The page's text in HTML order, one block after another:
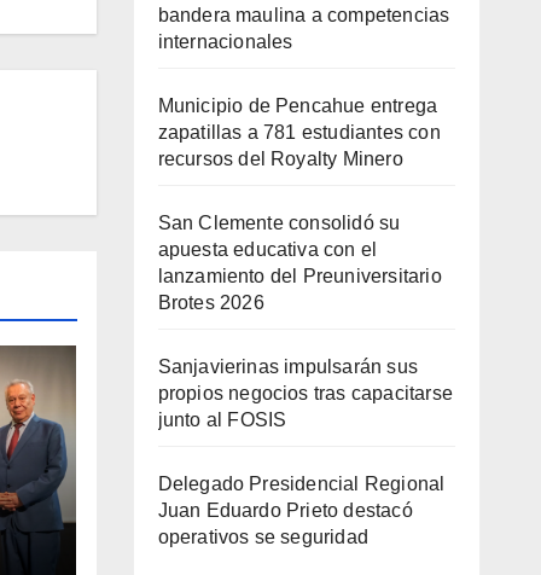
bandera maulina a competencias
internacionales
Municipio de Pencahue entrega
zapatillas a 781 estudiantes con
recursos del Royalty Minero
San Clemente consolidó su
apuesta educativa con el
lanzamiento del Preuniversitario
Brotes 2026
Sanjavierinas impulsarán sus
propios negocios tras capacitarse
junto al FOSIS
Delegado Presidencial Regional
Juan Eduardo Prieto destacó
operativos se seguridad